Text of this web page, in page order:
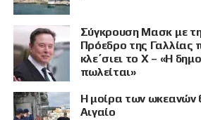
Σύγκρουση Μασκ με
Πρόεδρο της Γαλλίας
κλε΄σιει το X – «Η
πωλείται»
Η μοίρα των ωκεανών
Αιγαίο